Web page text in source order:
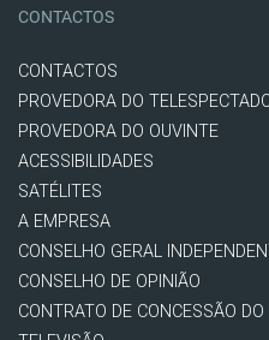
CONTACTOS
CONTACTOS
PROVEDORA DO
PROVEDORA DO OUVINTE
ACESSIBILIDADES
SATÉLITES
A EMPRESA
CONSELHO GERAL
CONSELHO DE OPINIÃO
CONTRATO DE CONCESSÃO